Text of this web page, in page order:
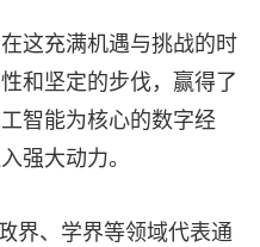
这充满机遇与挑战的时
和坚定的步伐，赢得了
智能为核心的数字经
强大动力。
界、学界等领域代表通